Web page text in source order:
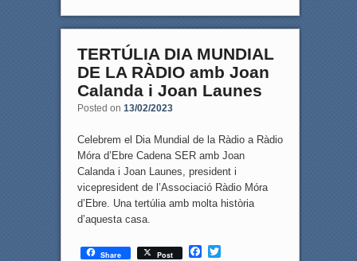
TERTÚLIA DIA MUNDIAL
DE LA RÀDIO amb Joan
Calanda i Joan Launes
Posted on 13/02/2023
Celebrem el Dia Mundial de la Ràdio a Ràdio
Móra d’Ebre Cadena SER amb Joan
Calanda i Joan Launes, president i
vicepresident de l’Associació Ràdio Móra
d’Ebre. Una tertúlia amb molta història
d’aquesta casa.
Share Post
F
T